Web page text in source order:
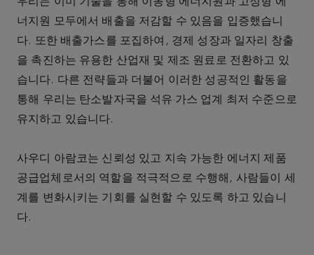
너지원 모두에서 배출을 저감할 수 있음을 입증했습니
다. 또한 배출가스를 포집하여 , 경제 성장과 일자리
창출
을 촉진하는 유용한 산업재 및 제조 원료로 전환하고 있
습니다. 다른 전략들과 더불어 이러한 성공적인 활동을
통해 우리는 탄소발자국을 석유·가스 업계 최저 수준으로
유지하고 있습니다.
사우디 아람코는 신뢰성 있고 지속 가능한 에너지
제품
공급업체로서의 역할을 적극적으로 수행해 , 사람들이
세
계를 변화시키는 기회를 실현할 수 있도록 하고 있습니
다.